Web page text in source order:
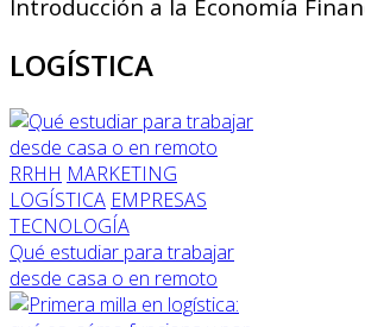
Introducción a la Economía
LOGÍSTICA
RRHH MARKETING
LOGÍSTICA EMPRESAS
TECNOLOGÍA
Qué estudiar para trabajar
desde casa o en remoto